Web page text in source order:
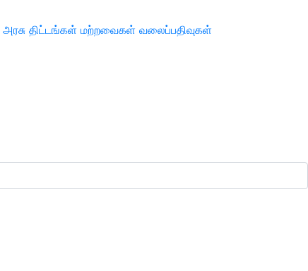
அரசு திட்டங்கள் மற்றவைகள் வலைப்பதிவுகள்